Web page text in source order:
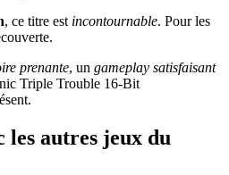
, ce titre est incontournable. Pour les
prenante, un gameplay satisfaisant
Triple Trouble 16-Bit
les autres jeux du